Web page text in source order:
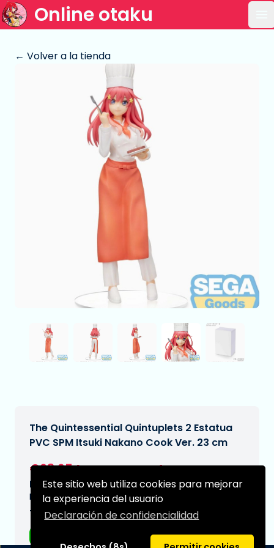
Este sitio web utiliza cookies para mejorar
la experiencia del usuario
Declaración de confidencialidad
Online otaku
← Volver a la tienda
The Quintessential Quintuplets 2 Estatua
PVC SPM Itsuki Nakano Cook Ver. 23 cm
€23,95
Fecha de entrega prevista:
N/A
Tipo: